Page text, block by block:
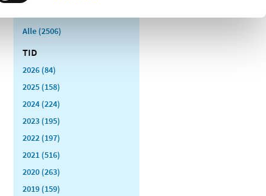
Alle (2506)
TID
2026 (84)
2025 (158)
2024 (224)
2023 (195)
2022 (197)
2021 (516)
2020 (263)
2019 (159)